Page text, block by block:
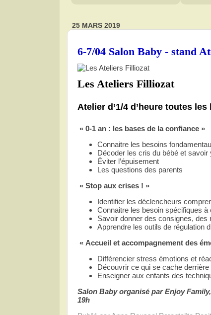
25 MARS 2019
6-7/04 Salon Baby - stand
Les Ateliers Filliozat
Atelier d’1/4 d’heure toutes
« 0-1 an : les bases de la confiance »
Connaitre les besoins
Décoder les cris du bébé et savoir
Éviter l’épuisement
Les questions des parents
« Stop aux crises ! »
Identifier les déclencheurs
Connaitre les besoin spécifiques à
Savoir donner des consignes, des
Apprendre les outils de régulation
« Accueil et accompagnement des
Différencier stress émotions et
Découvrir ce qui se cache derrière
Enseigner aux enfants des
Salon Baby organisé par Enjoy
19h